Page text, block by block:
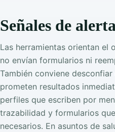
Señales de
Las herramientas orientan el
no envían formularios ni
También conviene
prometen resultados
perfiles que escriben por
trazabilidad y formularios
necesarios. En asuntos de